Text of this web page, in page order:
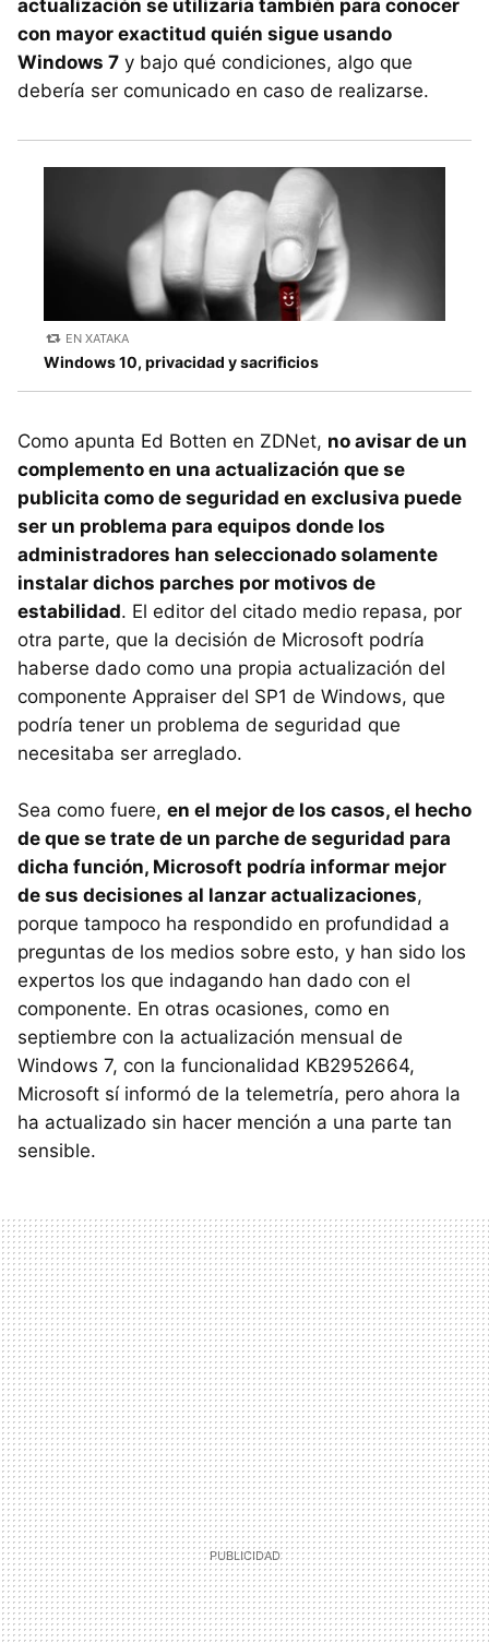
actualización se utilizaría también para conocer
con mayor exactitud quién sigue usando
Windows 7 y bajo qué condiciones, algo que
debería ser comunicado en caso de realizarse.
EN XATAKA
Windows 10, privacidad y sacrificios
Como apunta Ed Botten en ZDNet, no avisar de un
complemento en una actualización que se
publicita como de seguridad en exclusiva puede
ser un problema para equipos donde los
administradores han seleccionado solamente
instalar dichos parches por motivos de
estabilidad. El editor del citado medio repasa, por
otra parte, que la decisión de Microsoft podría
haberse dado como una propia actualización del
componente Appraiser del SP1 de Windows, que
podría tener un problema de seguridad que
necesitaba ser arreglado.
Sea como fuere, en el mejor de los casos, el hecho
de que se trate de un parche de seguridad para
dicha función, Microsoft podría informar mejor
de sus decisiones al lanzar actualizaciones,
porque tampoco ha respondido en profundidad a
preguntas de los medios sobre esto, y han sido los
expertos los que indagando han dado con el
componente. En otras ocasiones, como en
septiembre con la actualización mensual de
Windows 7, con la funcionalidad KB2952664,
Microsoft sí informó de la telemetría, pero ahora la
ha actualizado sin hacer mención a una parte tan
sensible.